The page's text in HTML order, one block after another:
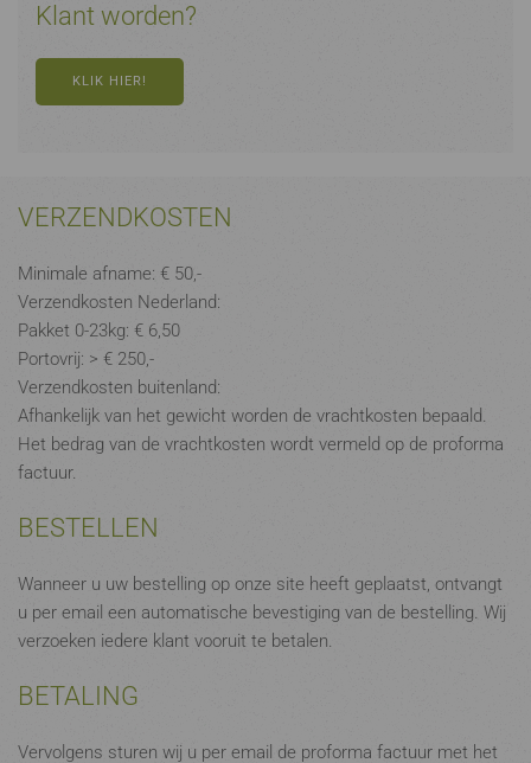
Klant worden?
KLIK HIER!
VERZENDKOSTEN
Minimale afname: € 50,-
Verzendkosten Nederland:
Pakket 0-23kg: € 6,50
Portovrij: > € 250,-
Verzendkosten buitenland:
Afhankelijk van het gewicht worden de vrachtkosten bepaald.
Het bedrag van de vrachtkosten wordt vermeld op de proforma
factuur.
BESTELLEN
Wanneer u uw bestelling op onze site heeft geplaatst, ontvangt
u per email een automatische bevestiging van de bestelling. Wij
verzoeken iedere klant vooruit te betalen.
BETALING
Vervolgens sturen wij u per email de proforma factuur met het